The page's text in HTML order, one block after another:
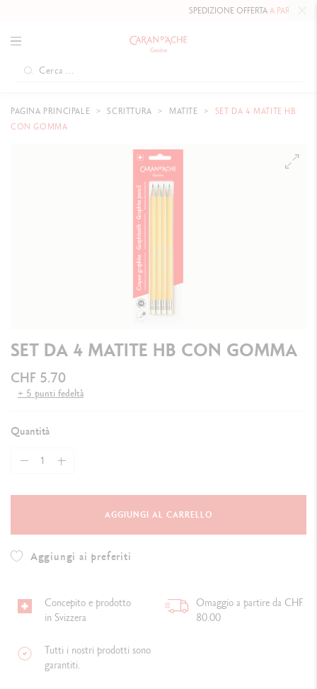
SPEDIZIONE OFFERTAA PARTIRE DA
PAGINA PRINCIPALE SCRITTURA MATITE
SET DA 4 MATITE HB
CON GOMMA
SET DA 4 MATITE HB CON GOMMA
CHF 5.70
+ 5 punti fedeltà
Quantità
AGGIUNGI AL CARRELLO
Aggiungi ai preferiti
Concepito e prodotto
in Svizzera
Omaggio a partire da CHF
80.00
Tutti i nostri prodotti sono
garantiti.